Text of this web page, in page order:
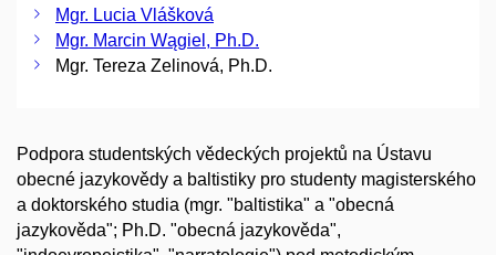
Mgr. Lucia Vlášková
Mgr. Marcin Wągiel, Ph.D.
Mgr. Tereza Zelinová, Ph.D.
Podpora studentských vědeckých projektů na Ústavu
obecné jazykovědy a baltistiky pro studenty magisterského
a doktorského studia (mgr. "baltistika" a "obecná
jazykověda"; Ph.D. "obecná jazykověda",